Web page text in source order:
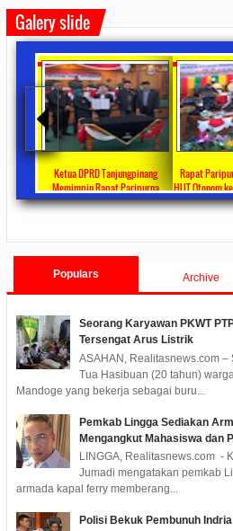
Galery slide
Ketua DPRD Tanjungpinang
Memimpin Rapat Paripurna
Pengesahan Ranperda Perubahan
Rapat
HUT Otonom
Rahma
Populars Archive
Seorang Karyawan PKWT
Tersengat Arus Listrik
ASAHAN, Realitasnews.com
Tua Hasibuan (20 tahun)
Mandoge yang bekerja sebagai buru...
Pemkab Lingga Sediakan
Mengangkut Mahasiswa dan
LINGGA, Realitasnews.com -
Jumadi mengatakan pemkab
armada kapal ferry memberang...
Polisi Bekuk Pembunuh